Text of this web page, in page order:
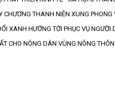
CHƯƠNG THANH NIÊN XUNG PHONG
XANH HƯỚNG TỚI PHỤC VỤ NGƯỜI
CHO NÔNG DÂN VÙNG NÔNG THÔN